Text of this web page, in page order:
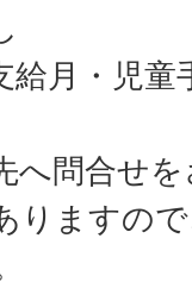
給月・児
へ問合せ
りますの